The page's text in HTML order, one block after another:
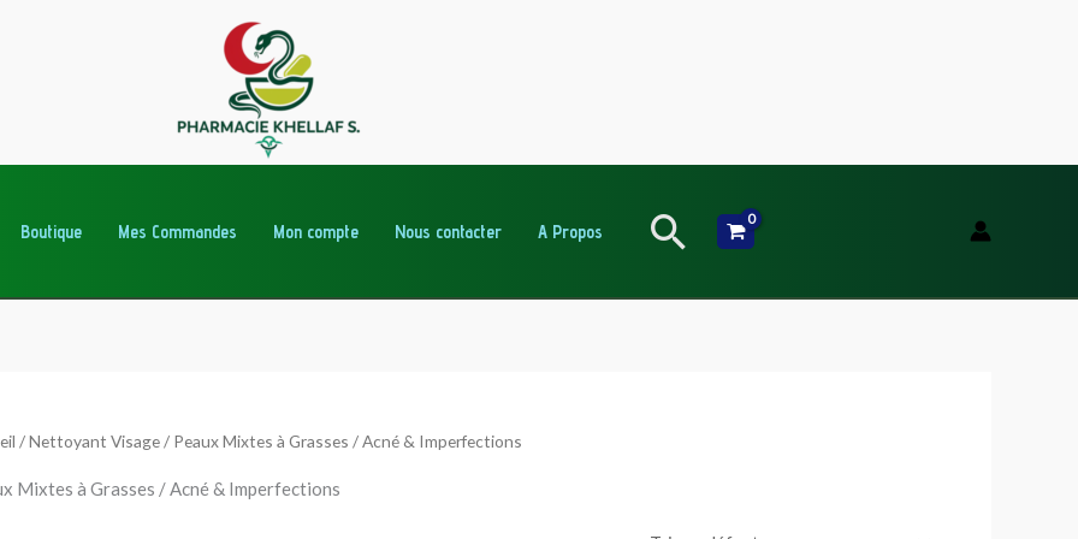
Boutique Mes Commandes Mon compte Nous contacter A Propos Rechercher
/Nettoyant Visage/ Peaux Mixtes à Grasses / Acné & Imperfections
Mixtes à Grasses / Acné & Imperfections